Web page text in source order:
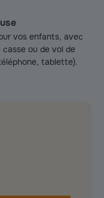
vos enfants, avec
ou de vol de
tablette).